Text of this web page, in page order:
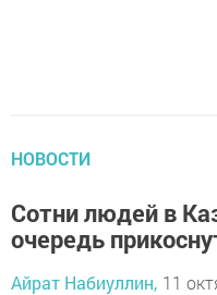
НОВОСТИ
Сотни людей в
очередь
Айрат Набиуллин, 11